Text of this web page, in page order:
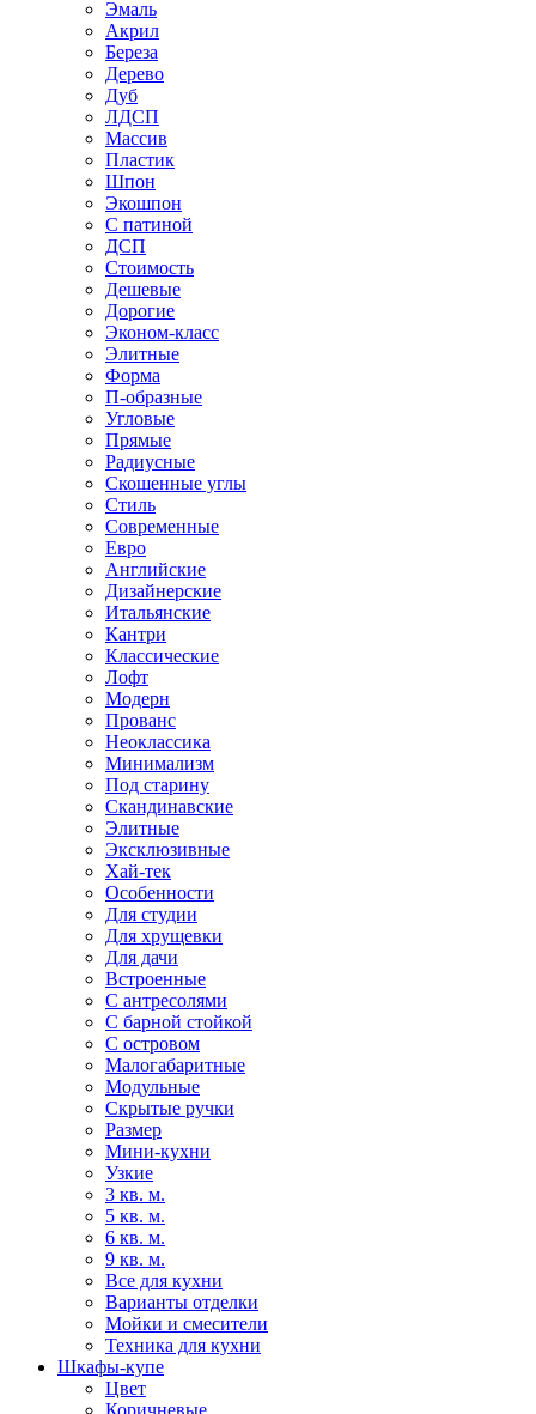
Эмаль
Акрил
Береза
Дерево
Дуб
ЛДСП
Массив
Пластик
Шпон
Экошпон
С патиной
ДСП
Стоимость
Дешевые
Дорогие
Эконом-класс
Элитные
Форма
П-образные
Угловые
Прямые
Радиусные
Скошенные углы
Стиль
Современные
Евро
Английские
Дизайнерские
Итальянские
Кантри
Классические
Лофт
Модерн
Прованс
Неоклассика
Минимализм
Под старину
Скандинавские
Элитные
Эксклюзивные
Хай-тек
Особенности
Для студии
Для хрущевки
Для дачи
Встроенные
С антресолями
С барной стойкой
С островом
Малогабаритные
Модульные
Скрытые ручки
Размер
Мини-кухни
Узкие
3 кв. м.
5 кв. м.
6 кв. м.
9 кв. м.
Все для кухни
Варианты отделки
Мойки и смесители
Техника для кухни
Шкафы-купе
Цвет
Коричневые